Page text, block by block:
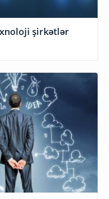
2015-də ən yüksək məbləğdə yatırım alan texnoloji şirkətlər